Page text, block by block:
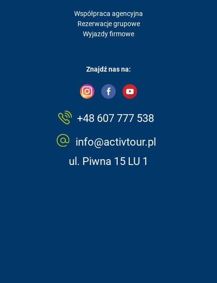
Współpraca agencyjna
Rezerwacje grupowe
Wyjazdy firmowe
Znajdź nas na:
+48 607 777 538
info@activtour.pl
ul. Piwna 15 LU 1